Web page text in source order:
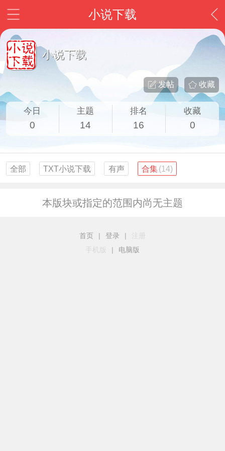
小说下载
小说下载
收藏
发帖
今日
0
主题
14
排名
16
收藏
0
全部 TXT小说下载 有声 合集(14)
本版块或指定的范围内尚无主题
首页 | 登录 |
手机版
| 电脑版